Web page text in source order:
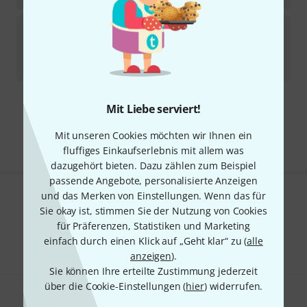
Mit Liebe serviert!
Mit unseren Cookies möchten wir Ihnen ein
fluffiges Einkaufserlebnis mit allem was
dazugehört bieten. Dazu zählen zum Beispiel
passende Angebote, personalisierte Anzeigen
und das Merken von Einstellungen. Wenn das für
Sie okay ist, stimmen Sie der Nutzung von Cookies
für Präferenzen, Statistiken und Marketing
einfach durch einen Klick auf „Geht klar“ zu (alle
anzeigen).
Sie können Ihre erteilte Zustimmung jederzeit
über die Cookie-Einstellungen (hier) widerrufen.
YamahaSilent Brass Cable (old)
Sofort lieferbar
€
Kostenloser Versand ab 29 €
Gefällt Ihnen, was Sie sehen?
Teilen Hilfe & Feedback